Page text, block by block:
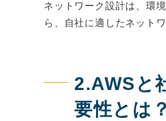
ネットワーク設計は、環
ら、自社に適したネット
2.AWSと
要性とは？